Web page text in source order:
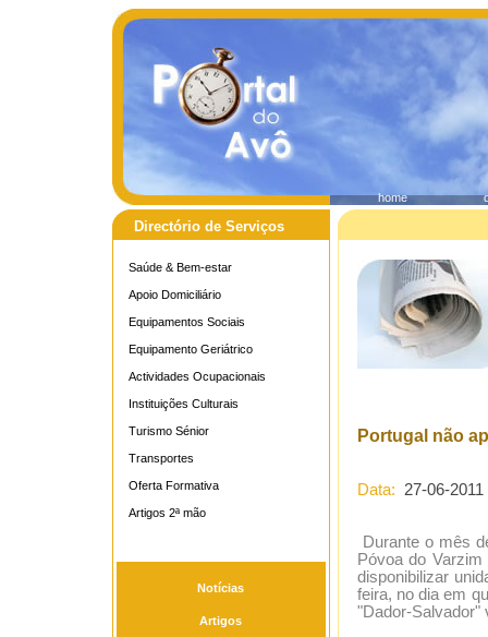
home
Directório de Serviços
Saúde & Bem-estar
Apoio Domiciliário
Equipamentos Sociais
Equipamento Geriátrico
Actividades Ocupacionais
Instituições Culturais
Turismo Sénior
Transportes
Oferta Formativa
Artigos 2ª mão
Notícias
Artigos
Portugal não
Data: 27-06-2011
Durante o mês
Póvoa do
disponibilizar
feira, no dia em
"Dador-Salvador"